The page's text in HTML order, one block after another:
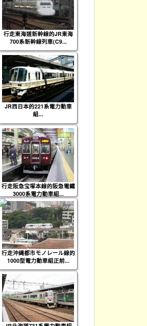
行走東海道新幹線的JR東海
700系新幹線列車(C9...
JR西日本的221系電力動車
組...
行走阪急宝塚本線的阪急電鐵
3000系電力動車組...
行走沖縄都市モノレール線的
1000型電力動車組正前...